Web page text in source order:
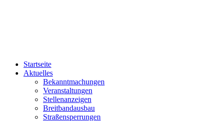
Startseite
Aktuelles
Bekanntmachungen
Veranstaltungen
Stellenanzeigen
Breitbandausbau
Straßensperrungen